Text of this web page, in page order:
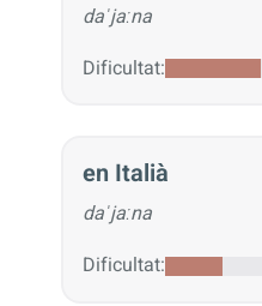
daˈjaːna
Dificultat:
en Italià
daˈjaːna
Dificultat: